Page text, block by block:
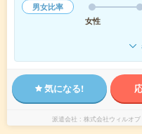
男女比率
女性
気になる!
派遣会社 株式会社ウィルオ